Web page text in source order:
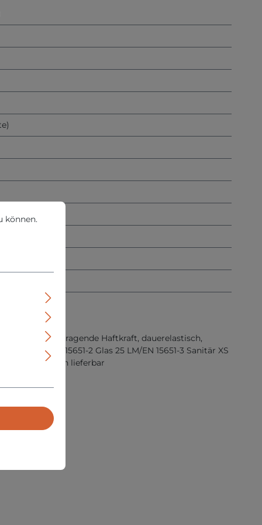
hervorragende Haftkraft, dauerelastisch,
extern/EN 15651-2 Glas 25 LM/EN 15651-3 Sanitär XS
vielen Farben lieferbar
Mehr Informationen ...
können.